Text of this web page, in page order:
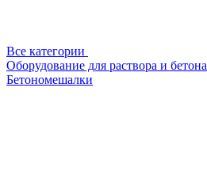
Все категории
Оборудование для раствора и бетона
Бетономешалки